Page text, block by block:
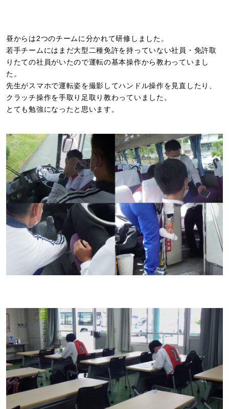
昼からは2つのチームに分かれて研修しました。
若手チームにはまだ大型二種免許を持っていない社員・免許取
りたての社員がいたので運転の基本操作から教わっていまし
た。
先生がスマホで運転姿を撮影してハンドル操作を見直したり、
クラッチ操作を手取り足取り教わっていました。
とても勉強になったと思います。